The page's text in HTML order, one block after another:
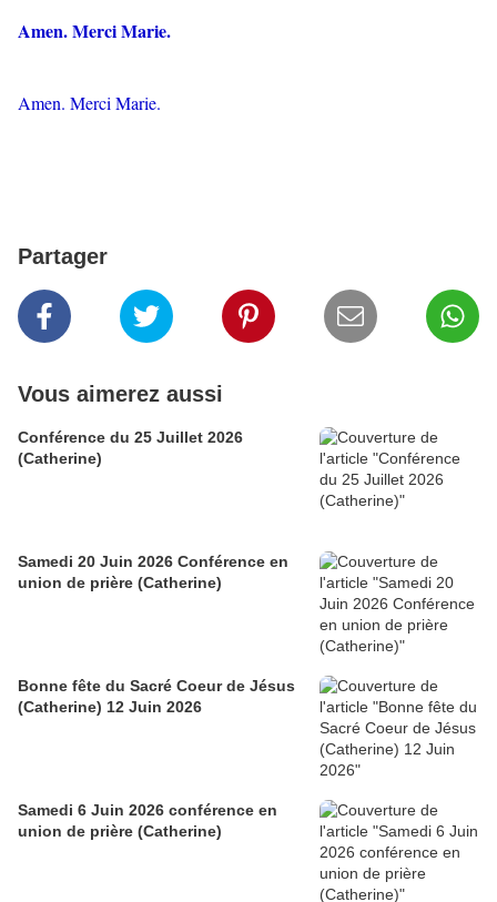
Amen. Merci Marie.
Amen. Merci Marie.
Partager
Vous aimerez aussi
Conférence du 25 Juillet 2026
(Catherine)
Samedi 20 Juin 2026 Conférence en
union de prière (Catherine)
Bonne fête du Sacré Coeur de Jésus
(Catherine) 12 Juin 2026
Samedi 6 Juin 2026 conférence en
union de prière (Catherine)